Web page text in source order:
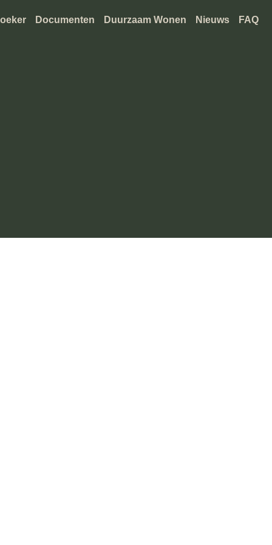
Documenten Duurzaam Wonen Nieuws FAQ